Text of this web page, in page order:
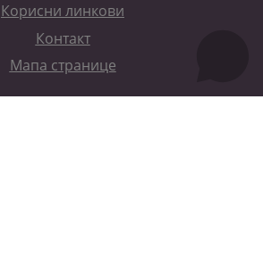
Корисни линкови
Контакт
Мапа странице